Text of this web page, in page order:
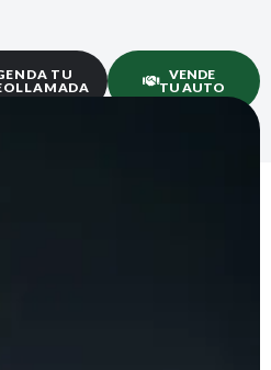
TU
VENDE
TU AUTO